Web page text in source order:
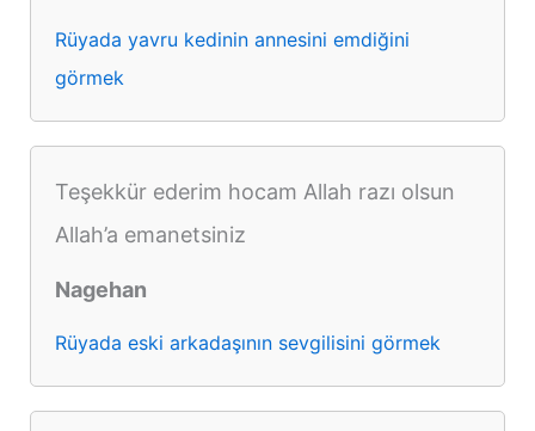
Rüyada yavru kedinin annesini emdiğini
görmek
Teşekkür ederim hocam Allah razı olsun
Allah’a emanetsiniz
Nagehan
Rüyada eski arkadaşının sevgilisini görmek